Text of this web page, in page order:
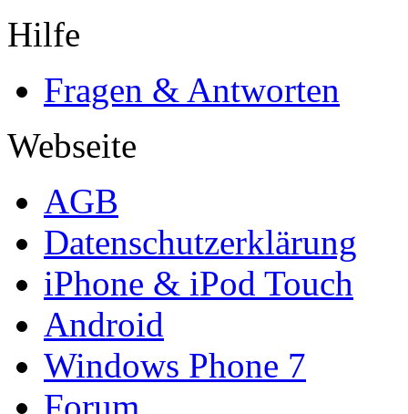
Hilfe
Fragen & Antworten
Webseite
AGB
Datenschutzerklärung
iPhone & iPod Touch
Android
Windows Phone 7